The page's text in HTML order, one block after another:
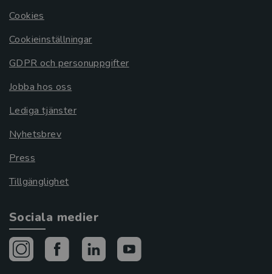
Cookies
Cookieinställningar
GDPR och personuppgifter
Jobba hos oss
Lediga tjänster
Nyhetsbrev
Press
Tillgänglighet
Sociala medier